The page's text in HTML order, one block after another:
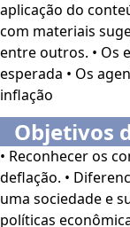
aplicação do
com materiais
entre outros. • Os efeitos da inflação • A inflação não-
esperada • Os
inflação
Objetivos
• Reconhecer os
deflação. •
uma sociedade e
políticas